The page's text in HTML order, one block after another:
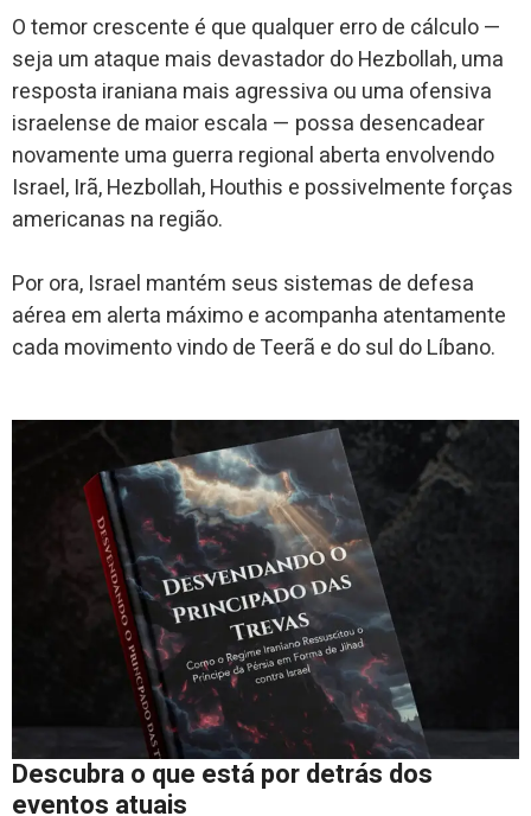
O temor crescente é que qualquer erro de cálculo —
seja um ataque mais devastador do Hezbollah, uma
resposta iraniana mais agressiva ou uma ofensiva
israelense de maior escala — possa desencadear
novamente uma guerra regional aberta envolvendo
Israel, Irã, Hezbollah, Houthis e possivelmente forças
americanas na região.
Por ora, Israel mantém seus sistemas de defesa
aérea em alerta máximo e acompanha atentamente
cada movimento vindo de Teerã e do sul do Líbano.
Descubra o que está por detrás dos
eventos atuais